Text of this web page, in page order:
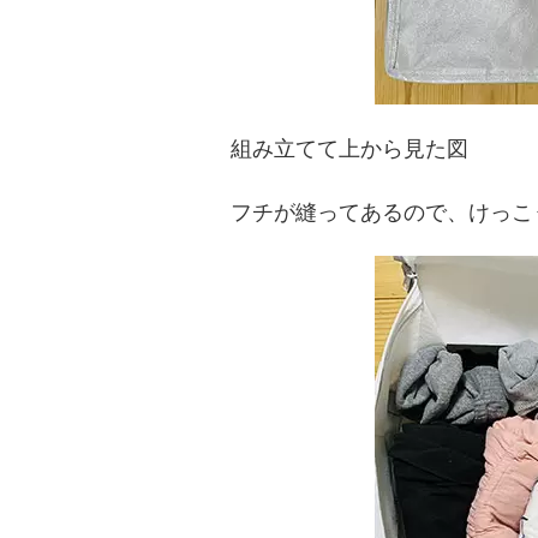
組み立てて上から見た図
フチが縫ってあるので、けっ